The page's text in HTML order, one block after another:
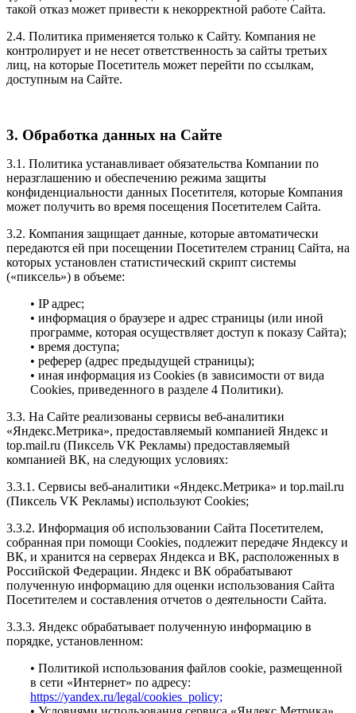
такой отказ может привести к некорректной работе Сайта.
2.4. Политика применяется только к Сайту. Компания не
контролирует и не несет ответственность за сайты третьих
лиц, на которые Посетитель может перейти по ссылкам,
доступным на Сайте.
3. Обработка данных на Сайте
3.1. Политика устанавливает обязательства Компании по
неразглашению и обеспечению режима защиты
конфиденциальности данных Посетителя, которые Компания
может получить во время посещения Посетителем Сайта.
3.2. Компания защищает данные, которые автоматически
передаются ей при посещении Посетителем страниц Сайта, на
которых установлен статистический скрипт системы
(«пиксель») в объеме:
• IP адрес;
• информация о браузере и адрес страницы (или иной
программе, которая осуществляет доступ к показу Сайта);
• время доступа;
• реферер (адрес предыдущей страницы);
• иная информация из Cookies (в зависимости от вида
Cookies, приведенного в разделе 4 Политики).
3.3. На Сайте реализованы сервисы веб-аналитики
«Яндекс.Метрика», предоставляемый компанией Яндекс и
top.mail.ru (Пиксель VK Рекламы) предоставляемый
компанией ВК, на следующих условиях:
3.3.1. Сервисы веб-аналитики «Яндекс.Метрика» и top.mail.ru
(Пиксель VK Рекламы) используют Cookies;
3.3.2. Информация об использовании Сайта Посетителем,
собранная при помощи Cookies, подлежит передаче Яндексу и
ВК, и хранится на серверах Яндекса и ВК, расположенных в
Российской Федерации. Яндекс и ВК обрабатывают
полученную информацию для оценки использования Сайта
Посетителем и составления отчетов о деятельности Сайта.
3.3.3. Яндекс обрабатывает полученную информацию в
порядке, установленном:
• Политикой использования файлов cookie, размещенной
в сети «Интернет» по адресу:
https://yandex.ru/legal/cookies_policy;